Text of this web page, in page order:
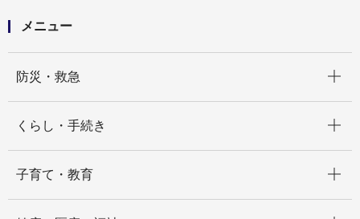
メニュー
防災・救急
くらし・手続き
子育て・教育